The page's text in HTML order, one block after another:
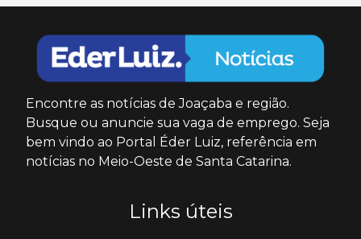
Encontre as notícias de Joaçaba e região.
Busque ou anuncie sua vaga de emprego. Seja
bem vindo ao Portal Éder Luiz, referência em
notícias no Meio-Oeste de Santa Catarina.
Links úteis